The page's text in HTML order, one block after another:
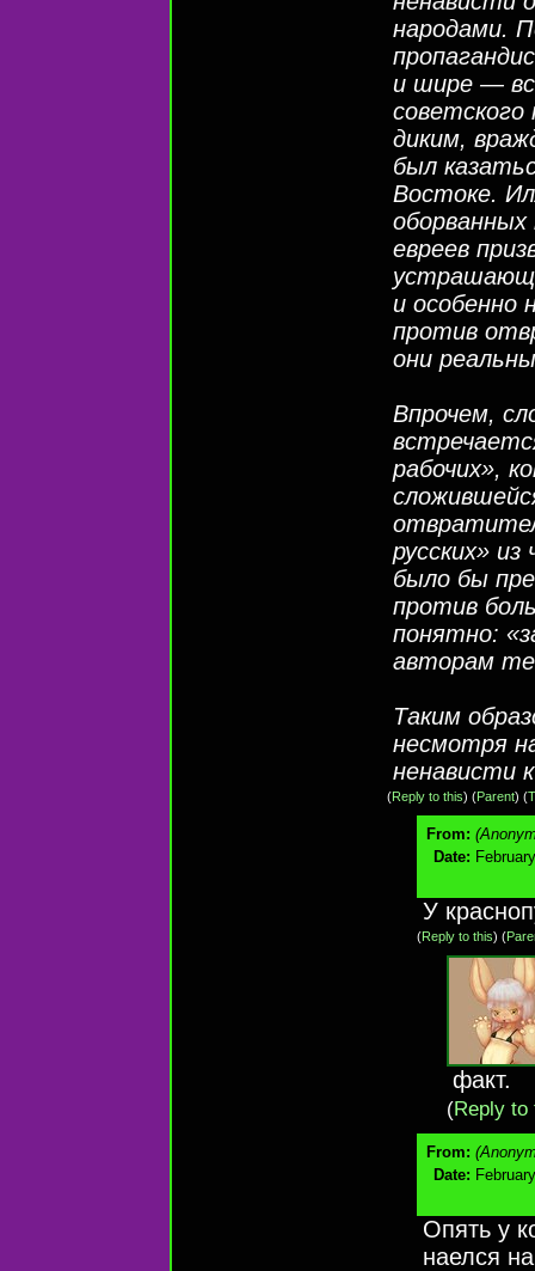
народами.
и шире —
диким,
был
Востоке.
евреев
и особенно
против
они
Впрочем,
рабочих»,
русских»
было бы
против
понятно:
авторам
Таким
несмотря
ненависти
(Reply to this) (Parent) (
From:
Date:
У
(Reply to this) (
факт.
(Reply to
From:
Date:
Опять у
наелся